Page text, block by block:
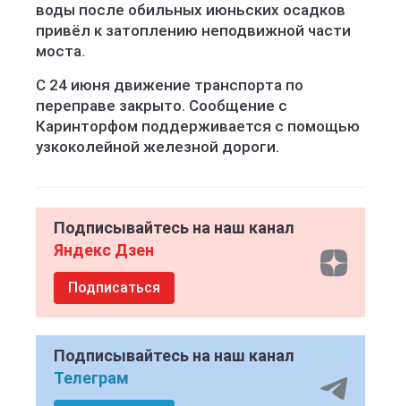
воды после обильных июньских осадков
привёл к затоплению неподвижной части
моста.
С 24 июня движение транспорта по
переправе закрыто. Сообщение с
Каринторфом поддерживается с помощью
узкоколейной железной дороги.
Подписывайтесь на наш канал
Яндекс Дзен
Подписаться
Подписывайтесь на наш канал
Телеграм